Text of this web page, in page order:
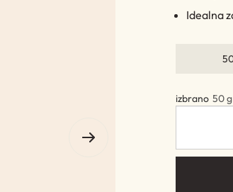
Idealna
izbrano 50 g